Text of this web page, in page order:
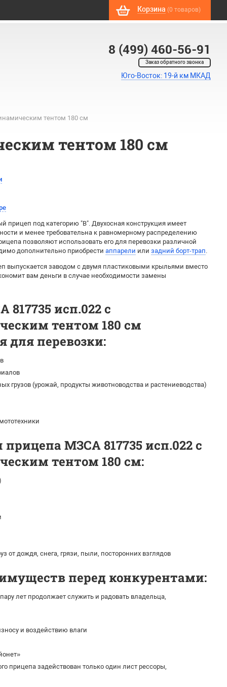
Корзина (0 товаров)
8 (499) 460-56-91
Заказ обратного звонка
Юго-Восток: 19-й км МКАД
тентом 180 см
тентом 180 см
прицеп под категорию "В". Двухосная конструкция имеет
и менее требовательна к равномерному распределению
позволяют использовать его для перевозки различной
дополнительно приобрести аппарели или задний борт-трап.
выпускается заводом с двумя пластиковыми крыльями вместо
вам деньги в случае необходимости замены
исп.022 с
тентом 180 см
для перевозки:
грузов (урожай, продукты животноводства и растениеводства)
прицепа МЗСА 817735 исп.022 с
тентом 180 см:
от дождя, снега, грязи, пыли, посторонних взглядов
перед конкурентами:
лет продолжает служить и радовать владельца,
и воздействию влаги
прицепа задействован только один лист рессоры,